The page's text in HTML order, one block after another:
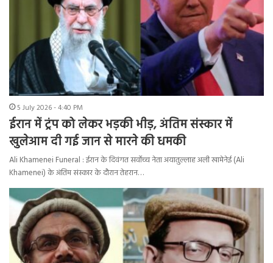
5 July 2026 - 4:40 PM
ईरान में ट्रंप को लेकर भड़की भीड़, अंतिम संस्कार में
खुलेआम दी गई जान से मारने की धमकी
Ali Khamenei Funeral : ईरान के दिवंगत सर्वोच्च नेता अयातुल्लाह अली खामेनेई (Ali
Khamenei) के अंतिम संस्कार के दौरान तेहरान…